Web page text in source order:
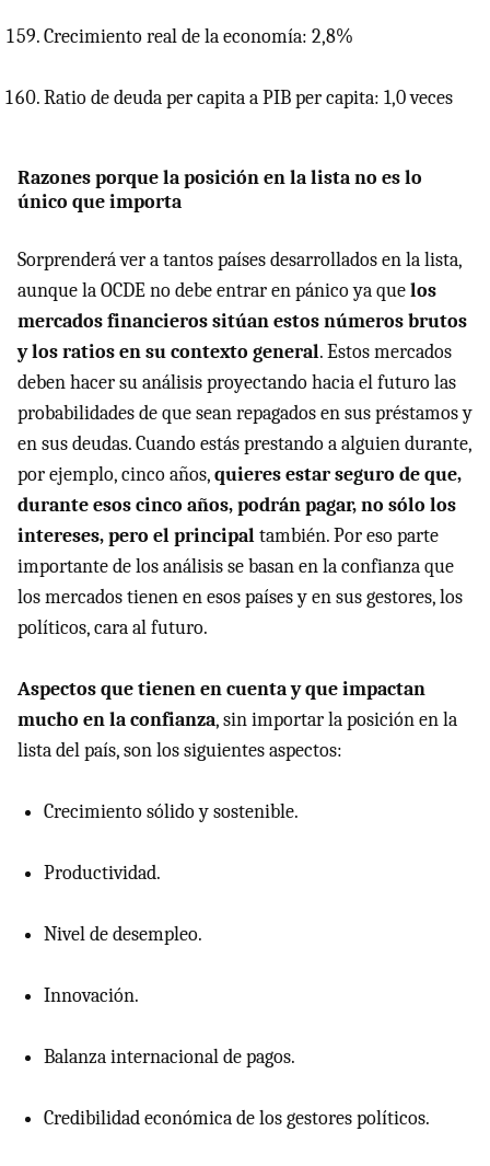
Crecimiento real de la economía: 2,8%
Ratio de deuda per capita aPIBper capita: 1,0 veces
Razones porque la posición en la lista no es lo
único que importa
Sorprenderá ver a tantos países desarrollados en la lista,
aunque laOCDEno debe entrar en pánico ya quelos
mercados financieros sitúan estos números brutos
y los ratios en su contexto general. Estos mercados
deben hacer su análisis proyectando hacia el futuro las
probabilidades de que sean repagados en sus préstamos y
en sus deudas. Cuando estás prestando a alguien durante,
por ejemplo, cinco años,quieres estar seguro de que,
durante esos cinco años, podrán pagar, no sólo los
intereses, pero el principaltambién. Por eso parte
importante de los análisis se basan en la confianza que
los mercados tienen en esos países y en sus gestores, los
políticos, cara al futuro.
Aspectos que tienen en cuenta y que impactan
mucho en la confianza, sin importar la posición en la
lista del país, son los siguientes aspectos:
Crecimiento sólido y sostenible.
Productividad.
Nivel de desempleo.
Innovación.
Balanza internacional de pagos.
Credibilidad económica de los gestores políticos.